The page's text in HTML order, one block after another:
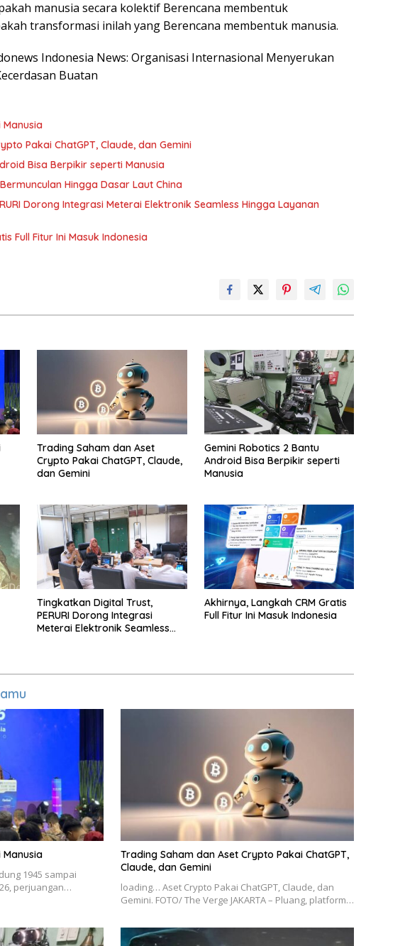
manusia secara kolektif Berencana membentuk
transformasi inilah yang Berencana membentuk manusia.
Indonesia News: Organisasi Internasional Menyerukan
Buatan
Pakai ChatGPT, Claude, dan Gemini
Bisa Berpikir seperti Manusia
Hingga Dasar Laut China
Dorong Integrasi Meterai Elektronik Seamless Hingga Layanan
Full Fitur Ini Masuk Indonesia
Trading Saham dan Aset
Crypto Pakai ChatGPT, Claude,
dan Gemini
Gemini Robotics 2 Bantu
Android Bisa Berpikir seperti
Manusia
Tingkatkan Digital Trust,
PERURI Dorong Integrasi
Meterai Elektronik Seamless
Akhirnya, Langkah CRM Gratis
Full Fitur Ini Masuk Indonesia
Manusia
1945 sampai
perjuangan…
Trading Saham dan Aset Crypto Pakai ChatGPT,
Claude, dan Gemini
loading… Aset Crypto Pakai ChatGPT, Claude, dan
Gemini. FOTO/ The Verge JAKARTA – Pluang, platform…